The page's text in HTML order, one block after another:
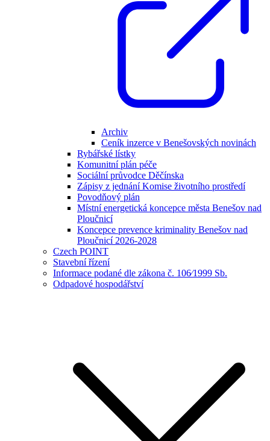
Archiv
Ceník inzerce v Benešovských novinách
Rybářské lístky
Komunitní plán péče
Sociální průvodce Děčínska
Zápisy z jednání Komise životního prostředí
Povodňový plán
Místní energetická koncepce města Benešov nad
Ploučnicí
Koncepce prevence kriminality Benešov nad
Ploučnicí 2026-2028
Czech POINT
Stavební řízení
Informace podané dle zákona č. 106⁄1999 Sb.
Odpadové hospodářství